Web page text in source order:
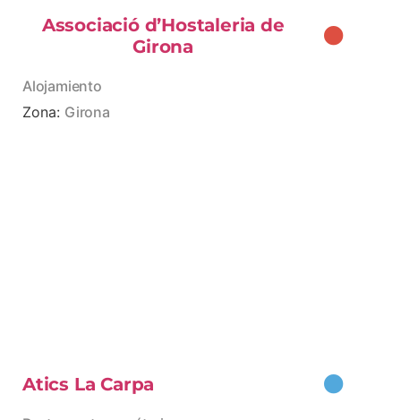
Associació d’Hostaleria de
Girona
Alojamiento
Zona: Girona
Atics La Carpa